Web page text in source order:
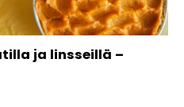
ja linsseillä –